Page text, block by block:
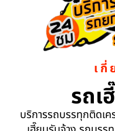
เกี่
รถเ
บริการรถบรรทุกติดเค